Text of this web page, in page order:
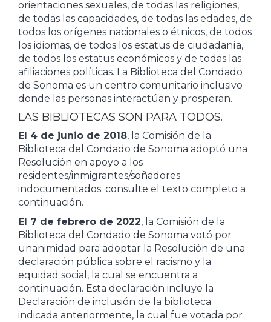
orientaciones sexuales, de todas las religiones,
de todas las capacidades, de todas las edades, de
todos los orígenes nacionales o étnicos, de todos
los idiomas, de todos los estatus de ciudadanía,
de todos los estatus económicos y de todas las
afiliaciones políticas. La Biblioteca del Condado
de Sonoma es un centro comunitario inclusivo
donde las personas interactúan y prosperan.
LAS BIBLIOTECAS SON PARA TODOS.
El 4 de junio de 2018, la Comisión de la
Biblioteca del Condado de Sonoma adoptó una
Resolución en apoyo a los
residentes/inmigrantes/soñadores
indocumentados; consulte el texto completo a
continuación.
El 7 de febrero de 2022, la Comisión de la
Biblioteca del Condado de Sonoma votó por
unanimidad para adoptar la Resolución de una
declaración pública sobre el racismo y la
equidad social, la cual se encuentra a
continuación. Esta declaración incluye la
Declaración de inclusión de la biblioteca
indicada anteriormente, la cual fue votada por